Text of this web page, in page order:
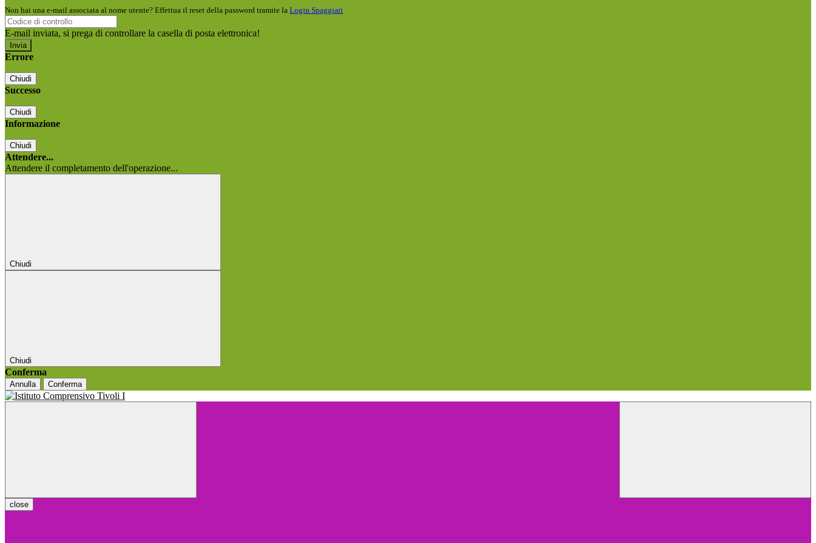
Non hai una e-mail associata al nome utente? Effettua il reset della password tramite la Login Spaggiari
E-mail inviata, si prega di controllare la casella di posta elettronica!
Errore
Chiudi
Successo
Chiudi
Informazione
Chiudi
Attendere...
Attendere il completamento dell'operazione...
Chiudi
Chiudi
Conferma
Annulla Conferma
close